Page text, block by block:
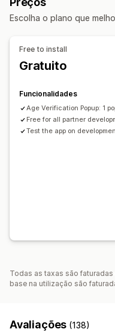
Personalização
CSS personalizado
Limitação de páginas
Texto personalizado
Pop-up personalizados
Lista de captura de SMS
Acionadores e regras
Geolocalização
Análise de dados
Escolha o plano que
Free to install
Gratuito
Funcionalidades
Age Verification Popup: 1
Free for all partner
Test the app on
Todas as taxas são
base na utilização são
Avaliações (138)